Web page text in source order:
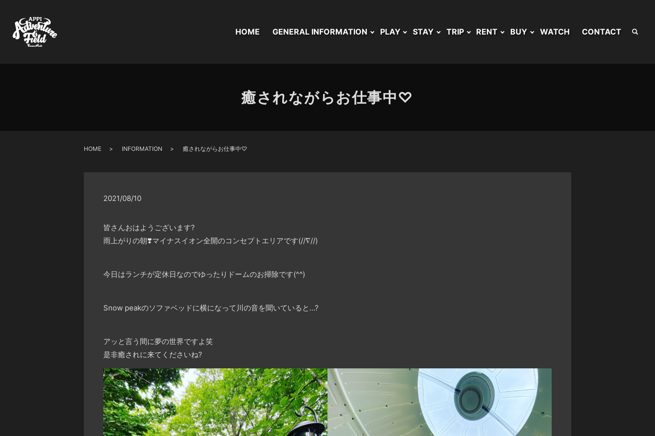
HOME GENERAL INFORMATION PLAY STAY TRIP RENT BUY WATCH CONTACT
癒されながらお仕事中♡
HOME INFORMATION 癒されながらお仕事中♡
2021/08/10
皆さんおはようございます?
雨上がりの朝❣️マイナスイオン全開のコンセプトエリアです(//∇//)
今日はランチが定休日なのでゆったりドームのお掃除です(^^)
Snow peakのソファベッドに横になって川の音を聞いていると…?
アッと言う間に夢の世界ですよ笑
是非癒されに来てくださいね?